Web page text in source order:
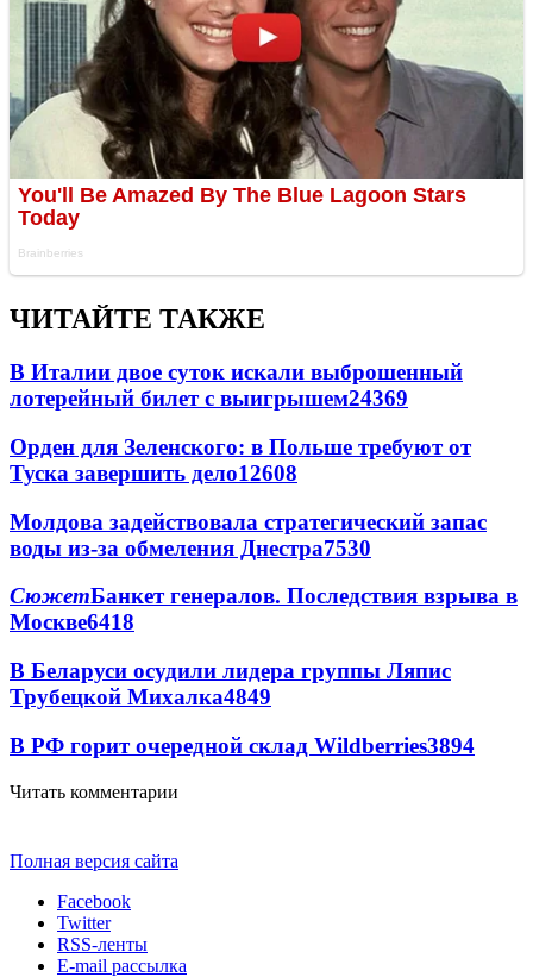
ЧИТАЙТЕ ТАКЖЕ
В Италии двое суток искали выброшенный
лотерейный билет с выигрышем24369
Орден для Зеленского: в Польше требуют от
Туска завершить дело12608
Молдова задействовала стратегический запас
воды из-за обмеления Днестра7530
СюжетБанкет генералов. Последствия взрыва в
Москве6418
В Беларуси осудили лидера группы Ляпис
Трубецкой Михалка4849
В РФ горит очередной склад Wildberries3894
Читать комментарии
Полная версия сайта
Facebook
Twitter
RSS-ленты
E-mail рассылка